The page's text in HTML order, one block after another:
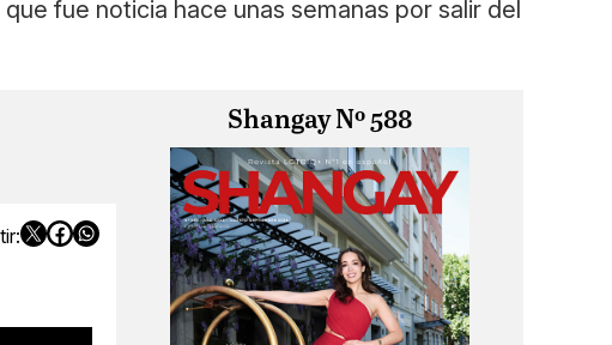
fue noticia hace unas semanas por salir del
Shangay Nº 588